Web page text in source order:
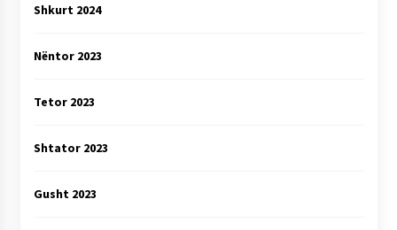
Shkurt 2024
Nëntor 2023
Tetor 2023
Shtator 2023
Gusht 2023